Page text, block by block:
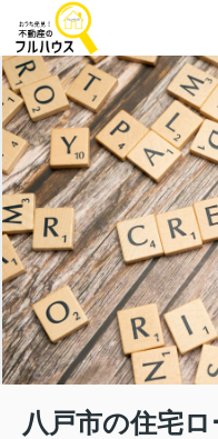
八戸市の住宅